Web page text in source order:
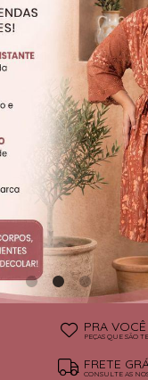
PRA VOCÊ
PEÇAS QUE SÃO
FRETE
CONSULTE AS